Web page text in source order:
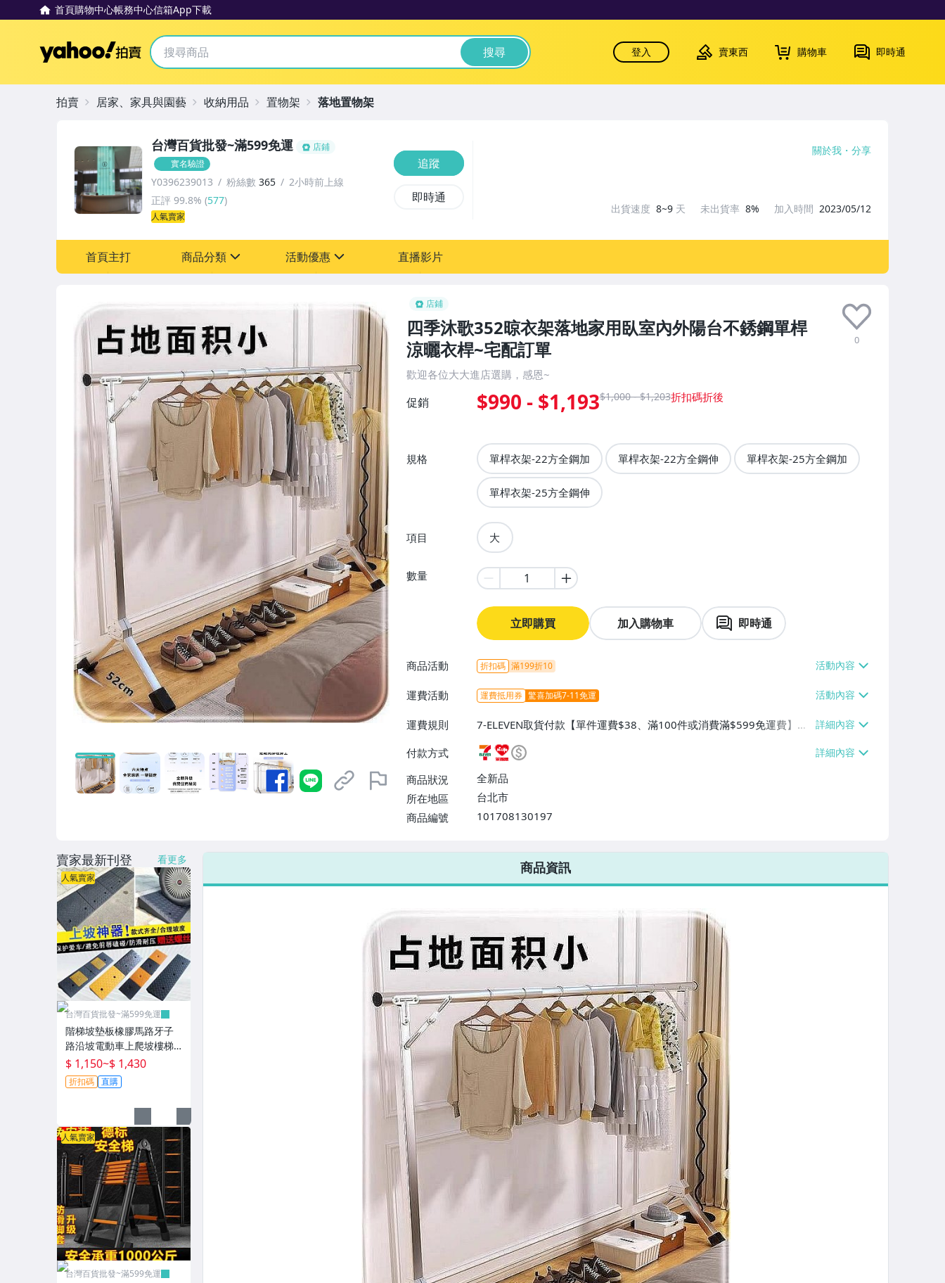
首頁購物中心帳務中心信箱App下載
Yahoo拍賣 搜尋 登入 賣東西 購物車 即時通
店鋪
四季沐歌352晾衣架落地家用臥室內外陽台不銹鋼單桿
涼曬衣桿~宅配訂單
0
歡迎各位大大進店選購，感恩~
促銷 $990 - $1,193$1,000 - $1,203
規格 單桿衣架-22方全鋼加 單桿衣架-22方全鋼伸 單桿衣架-25方全鋼加
單桿衣架-25方全鋼伸
項目 大
數量
立即購買 加入購物車 即時通
商品活動 折扣碼 滿199折10
運費活動 運費抵用券 驚喜加碼7-11免運
運費規則
7-ELEVEN取貨付款【單件運費$38、滿100件或消費滿$599免運費】、
萊爾富取貨付款【單件運費$60、滿100件或消費滿$599免運費】、宅
配/貨運【單件運費$80、滿100件或消費滿$599免運費】
付款方式
商品狀況
全新品
所在地區
台北市
商品編號
101708130197
7-ELEVEN 運費只要38元
不限金額、筆數，筆筆優惠無限次！
台灣百貨批發~滿599免運
店鋪
實名驗證
Y0396239013 粉絲數 365
2小時前上線
正評 99.8% (577)
人氣賣家
追蹤
即時通
關於我 分享
出貨速度 8~9 天 未出貨率 8% 加入時間 2023/05/12
首頁主打 商品分類 活動優惠 直播影片
拍賣 居家、家具與園藝 收納用品 置物架 落地置物架
商品資訊
賣家最新刊登 看更多
人氣賣家
台灣百貨批發~滿599免運
階梯坡墊板橡膠馬路牙子
路沿坡電動車上爬坡樓梯
墊門檻緩衝墊~P0802
$ 1,150~$ 1,430
折扣碼 直購
人氣賣家
台灣百貨批發~滿599免運